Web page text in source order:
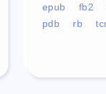
epub fb2
pdb
rb